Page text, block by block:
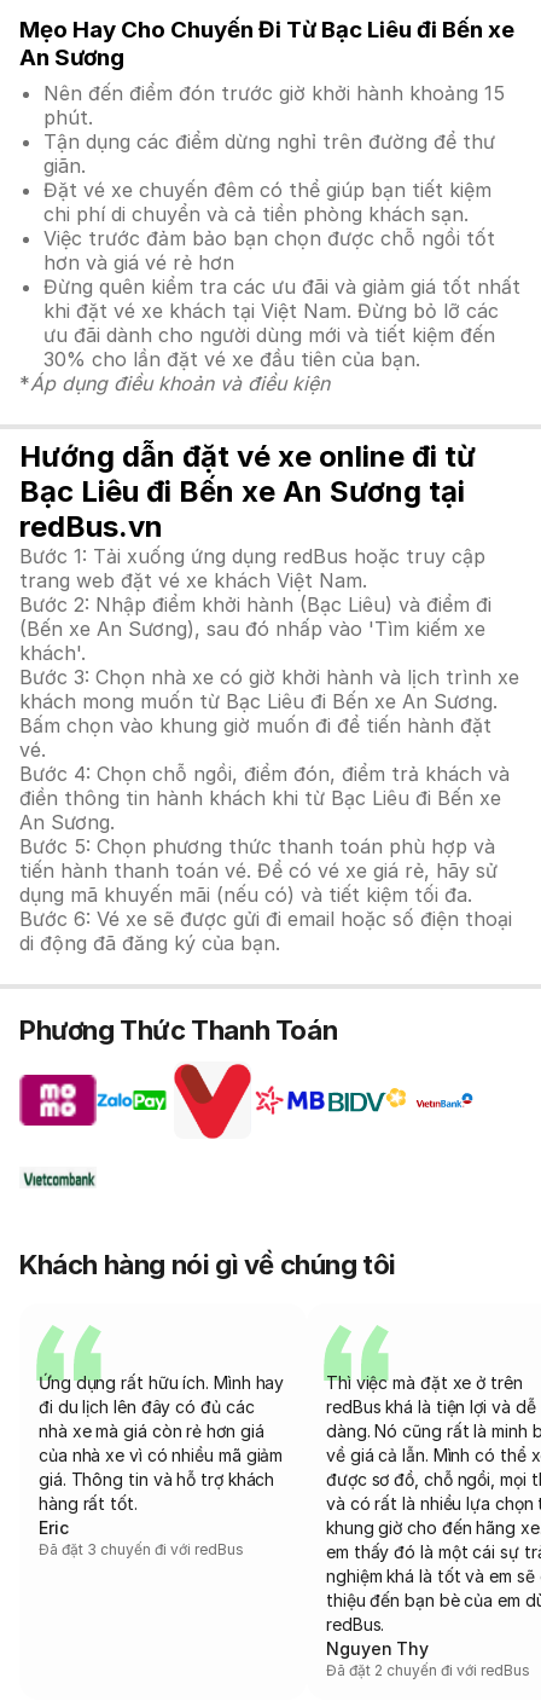
Mẹo Hay Cho Chuyến Đi Từ Bạc Liêu đi Bến xe
An Sương
Nên đến điểm đón trước giờ khởi hành khoảng 15
phút.
Tận dụng các điểm dừng nghỉ trên đường để thư
giãn.
Đặt vé xe chuyến đêm có thể giúp bạn tiết kiệm
chi phí di chuyển và cả tiền phòng khách sạn.
Việc trước đảm bảo bạn chọn được chỗ ngồi tốt
hơn và giá vé rẻ hơn
Đừng quên kiểm tra các ưu đãi và giảm giá tốt nhất
khi đặt vé xe khách tại Việt Nam. Đừng bỏ lỡ các
ưu đãi dành cho người dùng mới và tiết kiệm đến
30% cho lần đặt vé xe đầu tiên của bạn.
*Áp dụng điều khoản và điều kiện
Hướng dẫn đặt vé xe online đi từ
Bạc Liêu đi Bến xe An Sương tại
redBus.vn
Bước 1: Tải xuống ứng dụng redBus hoặc truy cập
trang web đặt vé xe khách Việt Nam.
Bước 2: Nhập điểm khởi hành (Bạc Liêu) và điểm đi
(Bến xe An Sương), sau đó nhấp vào 'Tìm kiếm xe
khách'.
Bước 3: Chọn nhà xe có giờ khởi hành và lịch trình xe
khách mong muốn từ Bạc Liêu đi Bến xe An Sương.
Bấm chọn vào khung giờ muốn đi để tiến hành đặt
vé.
Bước 4: Chọn chỗ ngồi, điểm đón, điểm trả khách và
điền thông tin hành khách khi từ Bạc Liêu đi Bến xe
An Sương.
Bước 5: Chọn phương thức thanh toán phù hợp và
tiến hành thanh toán vé. Để có vé xe giá rẻ, hãy sử
dụng mã khuyến mãi (nếu có) và tiết kiệm tối đa.
Bước 6: Vé xe sẽ được gửi đi email hoặc số điện thoại
di động đã đăng ký của bạn.
Phương Thức Thanh Toán
Khách hàng nói gì về chúng tôi
Ứng dụng rất hữu ích. Mình hay
đi du lịch lên đây có đủ các
nhà xe mà giá còn rẻ hơn giá
của nhà xe vì có nhiều mã giảm
giá. Thông tin và hỗ trợ khách
hàng rất tốt.
Eric
Đã đặt 3 chuyến đi với redBus
Thì việc mà đặt xe ở trên
redBus khá là tiện lợi và dễ
dàng. Nó cũng rất là minh
về giá cả lẫn. Mình có thể
được sơ đồ, chỗ ngồi, mọi
và có rất là nhiều lựa chọn
khung giờ cho đến hãng
em thấy đó là một cái sự
nghiệm khá là tốt và em sẽ
thiệu đến bạn bè của em
redBus.
Nguyen Thy
Đã đặt 2 chuyến đi với redBus